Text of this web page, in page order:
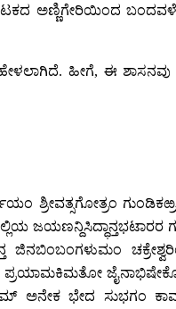
ಅಣ್ಣಿಗೇರಿಯಿಂದ
ಹೀಗೆ, ಈ ಶಾಸನವು
ಶ್ರೀವತ್ಸಗೋತ್ರಂ
ಜಿನಬಿಂಬಂಗಳುಮಂ
ಅನೇಕ ಭೇದ ಸುಭಗಂ